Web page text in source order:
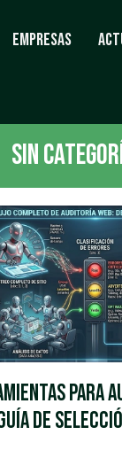
Empresas
Sin
para
de